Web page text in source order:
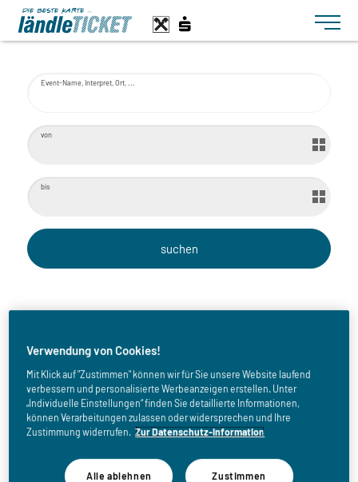
Toggle
Event-Name, Interpret, Ort, ...
von
bis
Verwendung von Cookies!
Mit Klick auf "Zustimmen" können wir für Sie unsere Website laufend
verbessern und personalisierte Werbeanzeigen erstellen. Unter
„Individuelle Einstellungen“ finden Sie detaillierte Informationen,
können Verarbeitungen zulassen oder widersprechen und Ihre
Zustimmung widerrufen.
Zur Datenschutz-Information
Alle ablehnen Zustimmen